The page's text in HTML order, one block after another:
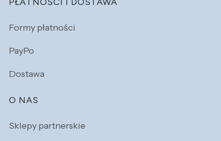
Formy płatności
PayPo
Dostawa
O NAS
Sklepy partnerskie